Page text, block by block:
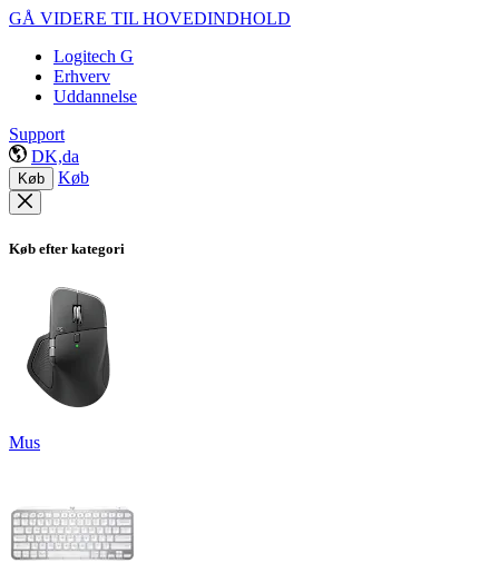
GÅ VIDERE TIL HOVEDINDHOLD
Logitech G
Erhverv
Uddannelse
Support
DK,da
Køb Køb
Køb efter kategori
Mus